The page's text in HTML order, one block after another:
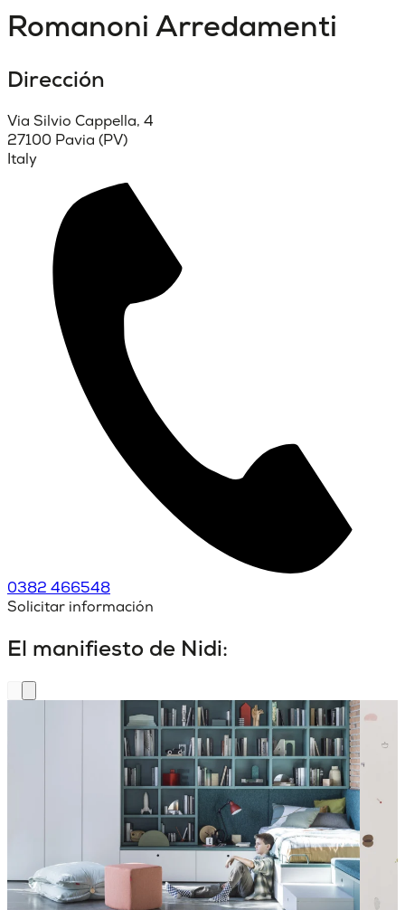
Romanoni Arredamenti
Dirección
Via Silvio Cappella, 4
27100 Pavia (PV)
Italy
0382 466548
Solicitar información
El manifiesto de Nidi: